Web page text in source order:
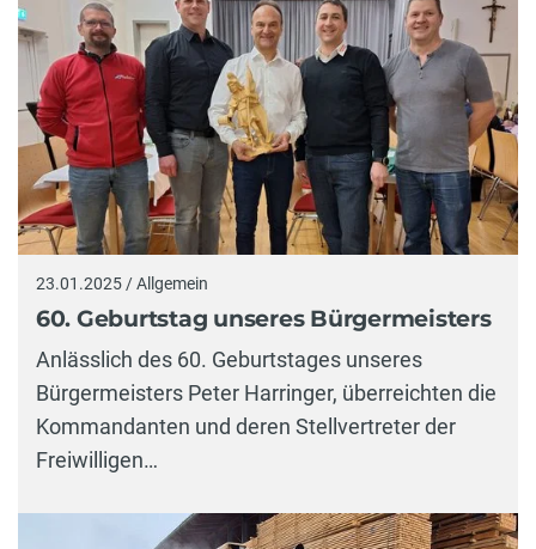
23.01.2025 / Allgemein
60. Geburtstag unseres Bürgermeisters
Anlässlich des 60. Geburtstages unseres
Bürgermeisters Peter Harringer, überreichten die
Kommandanten und deren Stellvertreter der
Freiwilligen…